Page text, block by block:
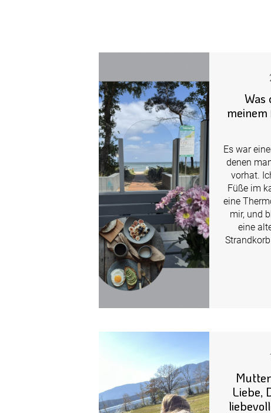
Was
Es war
denen
vorhat.
Füße im
eine
mir, und
eine
Liebe,